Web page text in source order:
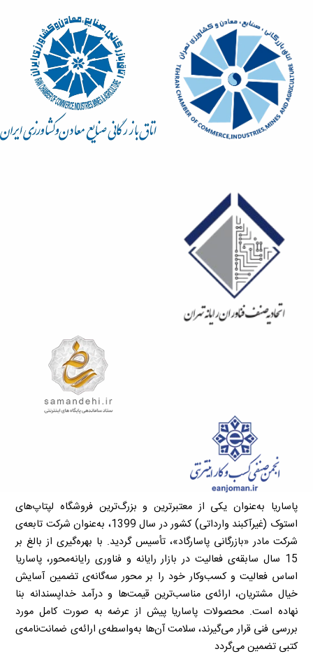
پاساریا به‌عنوان یکی از معتبرترین و بزرگ‌ترین فروشگاه لپتاپ‌های
استوک (غیرآکبند وارداتی) کشور در سال 1399، به‌عنوان شرکت تابعه‌ی
شرکت مادر «بازرگانی پاسارگاد»، تأسیس گردید. با بهره‌گیری از بالغ بر
15 سال سابقه‌ی فعالیت در بازار رایانه و فناوری رایانه‌محور، پاساریا
اساس فعالیت و کسب‌وکار خود را بر محور سه‌گانه‌ی تضمین آسایش
خیال مشتریان، ارائه‌ی مناسب‌ترین قیمت‌ها و درآمد خداپسندانه بنا
نهاده است. محصولات پاساریا پیش از عرضه به صورت کامل مورد
بررسی فنی قرار می‌گیرند، سلامت آن‌ها به‌واسطه‌ی ارائه‌ی ضمانت‌نامه‌ی
کتبی تضمین می‌گردد